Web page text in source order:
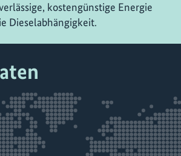
kostengünstige Energie
Dieselabhängigkeit.